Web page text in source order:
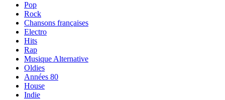
Pop
Rock
Chansons françaises
Electro
Hits
Rap
Musique Alternative
Oldies
Années 80
House
Indie